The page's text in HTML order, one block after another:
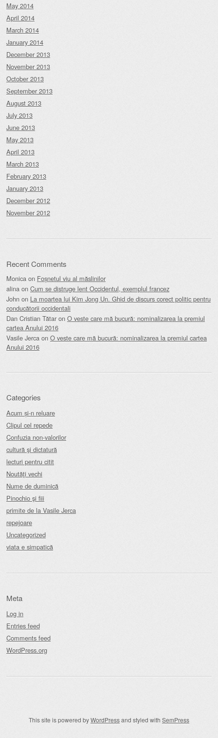
May 2014
April 2014
March 2014
January 2014
December 2013
November 2013
October 2013
September 2013
August 2013
July 2013
June 2013
May 2013
April 2013
March 2013
February 2013
January 2013
December 2012
November 2012
Recent Comments
Monica on Foșnetul viu al măslinilor
alina on Cum se distruge lent Occidentul, exemplul francez
John on La moartea lui Kim Jong Un. Ghid de discurs corect politic pentru
conducătorii occidentali
Dan Cristian Tătar on O veste care mă bucură: nominalizarea la premiul
cartea Anului 2016
Vasile Jerca on O veste care mă bucură: nominalizarea la premiul cartea
Anului 2016
Categories
Acum și-n reluare
Clipul cel repede
Confuzia non-valorilor
cultură şi dictatură
lecturi pentru citit
Noutăţi vechi
Nume de duminică
Pinochio şi fiii
primite de la Vasile Jerca
repejoare
Uncategorized
viata e simpatică
Meta
Log in
Entries feed
Comments feed
WordPress.org
This site is powered byWordPressand styled with SemPress